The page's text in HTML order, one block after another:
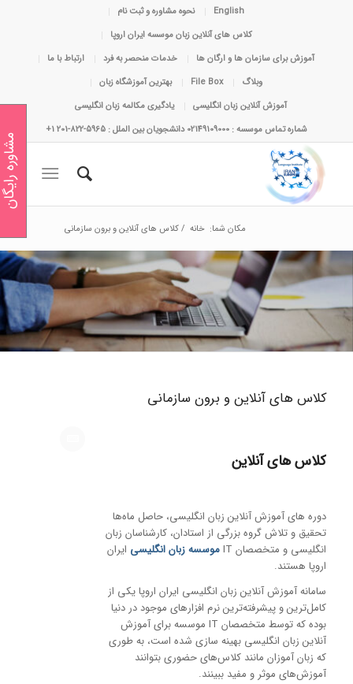
English
نحوه مشاوره و ثبت نام
کلاس های آنلاین زبان موسسه ایران اروپا
آموزش برای سازمان ها و ارگان ها
خدمات منحصر به فرد
ارتباط با ما
وبلاگ
File Box
بهترین آموزشگاه زبان
آموزش آنلاین زبان انگلیسی
یادگیری مکالمه زبان انگلیسی
شماره تماس موسسه : 02149109000 دانشجویان بین الملل : 5965-822-201 1+
مکان شما: خانه /کلاس های آنلاین و برون سازمانی
کلاس های آنلاین و برون سازمانی
کلاس های آنلاین
دوره های آموزش آنلاین زبان انگلیسی، حاصل ماه‌ها
تحقیق و تلاش گروه بزرگی از استادان، کارشناسان زبان
انگلیسی و متخصصان IT
موسسه زبان انگلیسی ایران
اروپا هستند.
سامانه آموزش آنلاین زبان انگلیسی ایران اروپا یکی از
کامل‌ترین و پیشرفته‌ترین نرم افزارهای موجود در دنیا
بوده که توسط متخصصان IT موسسه برای آموزش‌
آنلاین زبان انگلیسی بهینه سازی شده است، به طوری
که زبان آموزان مانند کلاس‌های حضوری بتوانند
آموزش‌های موثر و مفید ببینند.